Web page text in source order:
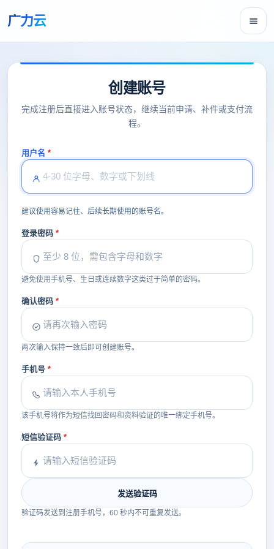
广力云
创建账号
完成注册后直接进入账号状态，继续当前申请、补件或支付流
程。
用户名
建议使用容易记住、后续长期使用的账号名。
登录密码
避免使用手机号、生日或连续数字这类过于简单的密码。
确认密码
两次输入保持一致后即可创建账号。
手机号
该手机号将作为短信找回密码和资料验证的唯一绑定手机号。
短信验证码
发送验证码
验证码发送到注册手机号，60 秒内不可重复发送。